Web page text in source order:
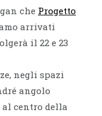
che Progetto
arrivati
il 22 e 23
negli spazi
angolo
centro della